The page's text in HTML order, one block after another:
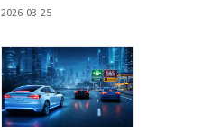
2026-03-25